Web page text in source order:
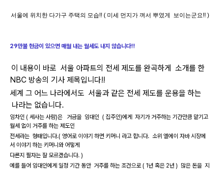
서울에 위치한 다가구 주택의 모습!! ( 미세 먼지가 껴서 뿌였게 보이는군요!! )
29만불 현금이 있으면 매월 내는 월세도 내지 않습니다!!
이 내용이 바로 서울 아파트의 전세 제도를 완곡하게 소개를 한
NBC 방송의 기사 제목입니다!!
세계 그 어느 나라에서도 서울과 같은 전세 제도를 운용을 하는
나라는 없습니다.
임차인 ( 세사는 사람)은 거금을 임대인 ( 집주인)에게 자기가 거주하는 기간만큼 맡기고
월세 없이 거주를 하는 제도인
전세라는 형태입니다.( 영어로 이야기 하면 키머니 라고 합니다. 소위 엘에이 자바 시장에
서 이야기 하는 키머니와 어떻게
다른지 필자는 잘 모르겠습니다. )
예를 들어 임대인에게 일정 기간 동안 거주를 하는 조건으로 ( 1년 혹은 2년 ) 많은 돈을 지